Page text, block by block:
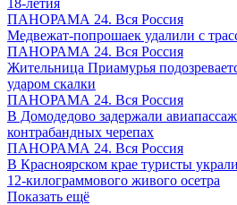
ПАНОРАМА 24. Вся Россия
Медвежат-попрошаек удалили с
ПАНОРАМА 24. Вся Россия
Жительница Приамурья
ударом скалки
ПАНОРАМА 24. Вся Россия
В Домодедово задержали
контрабандных черепах
ПАНОРАМА 24. Вся Россия
В Красноярском крае туристы
12-килограммового живого осетра
Показать ещё